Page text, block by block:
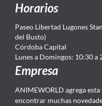
Horarios
Paseo Libertad Lugones
del Busto)
Córdoba Capital
Lunes a Domingos: 10:30 a
Empresa
ANIMEWORLD agrega
encontrar muchas